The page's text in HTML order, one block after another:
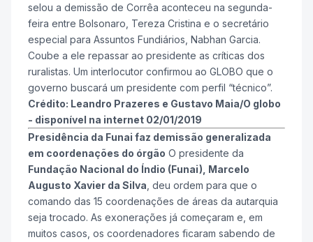
selou a demissão de Corrêa aconteceu na segunda-
feira entre Bolsonaro, Tereza Cristina e o secretário
especial para Assuntos Fundiários, Nabhan Garcia.
Coube a ele repassar ao presidente as críticas dos
ruralistas. Um interlocutor confirmou ao GLOBO que o
governo buscará um presidente com perfil “técnico”.
Crédito: Leandro Prazeres e Gustavo Maia/O globo
- disponível na internet 02/01/2019
Presidência da Funai faz demissão generalizada
em coordenações do órgão O presidente da
Fundação Nacional do Índio (Funai), Marcelo
Augusto Xavier da Silva , deu ordem para que o
comando das 15 coordenações de áreas da autarquia
seja trocado. As exonerações já começaram e, em
muitos casos, os coordenadores ficaram sabendo de